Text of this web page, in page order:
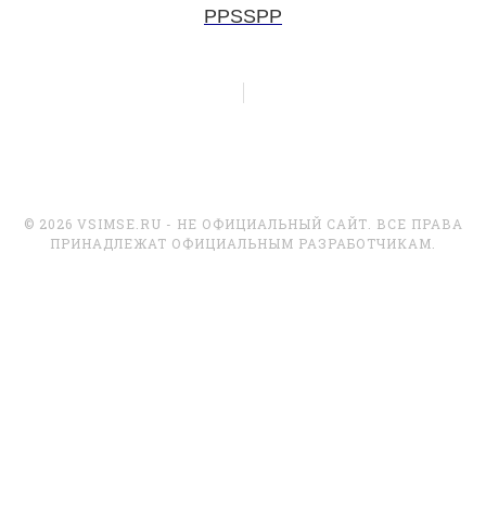
PPSSPP
© 2026 VSIMSE.RU - НЕ ОФИЦИАЛЬНЫЙ САЙТ. ВСЕ ПРАВА
ПРИНАДЛЕЖАТ ОФИЦИАЛЬНЫМ РАЗРАБОТЧИКАМ.